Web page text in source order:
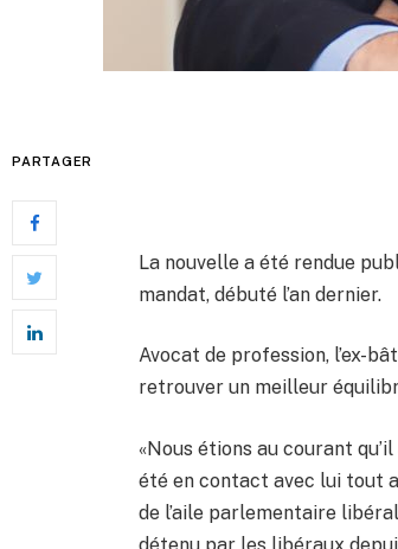
PARTAGER
La nouvelle a été rendue
mandat, débuté l’an dernier.
Avocat de profession, l’ex-
retrouver un meilleur
«Nous étions au courant
été en contact avec lui tout
de l’aile parlementaire